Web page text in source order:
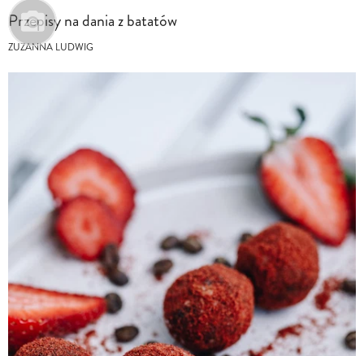
Przepisy na dania z batatów
ZUZANNA LUDWIG